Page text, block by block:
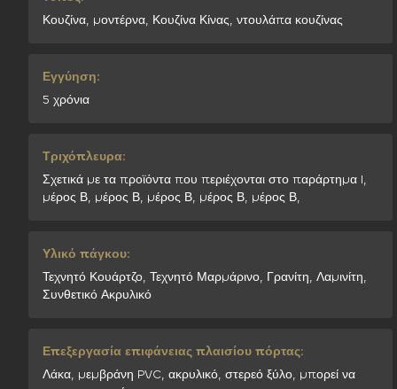
Κουζίνα, μοντέρνα, Κουζίνα Κίνας, ντουλάπα κουζίνας
Εγγύηση:
5 χρόνια
Τριχόπλευρα:
Σχετικά με τα προϊόντα που περιέχονται στο παράρτημα I,
μέρος Β, μέρος Β, μέρος Β, μέρος Β, μέρος Β,
Υλικό πάγκου:
Τεχνητό Κουάρτζο, Τεχνητό Μαρμάρινο, Γρανίτη, Λαμινίτη,
Συνθετικό Ακρυλικό
Επεξεργασία επιφάνειας πλαισίου πόρτας:
Λάκα, μεμβράνη PVC, ακρυλικό, στερεό ξύλο, μπορεί να